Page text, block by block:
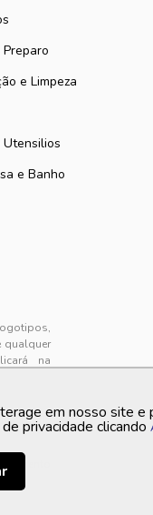
e Limpeza
Utensilios
e Banho
qualquer
na
13h00em nosso site
privacidade clicando